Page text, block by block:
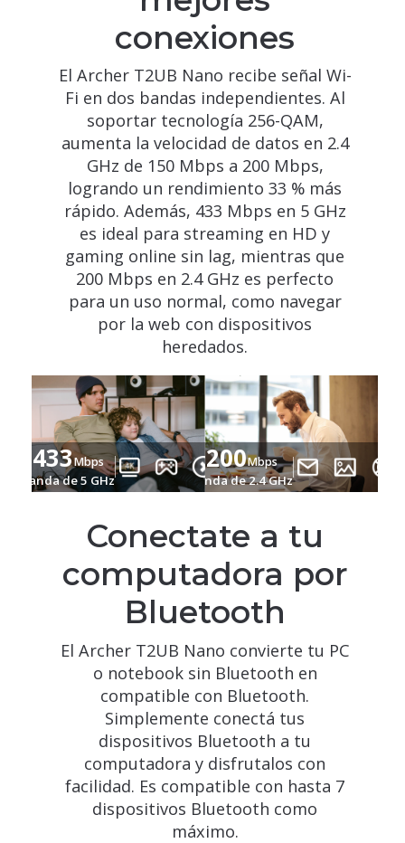
conexiones
El Archer T2UB Nano recibe señal Wi-
Fi en dos bandas independientes. Al
soportar tecnología 256-QAM,
aumenta la velocidad de datos en 2.4
GHz de 150 Mbps a 200 Mbps,
logrando un rendimiento 33 % más
rápido. Además, 433 Mbps en 5 GHz
es ideal para streaming en HD y
gaming online sin lag, mientras que
200 Mbps en 2.4 GHz es perfecto
para un uso normal, como navegar
por la web con dispositivos
heredados.
433Mbps
Banda de 5 GHz
200Mbps
Banda de 2.4 GHz
Conectate a tu
computadora por
Bluetooth
El Archer T2UB Nano convierte tu PC
o notebook sin Bluetooth en
compatible con Bluetooth.
Simplemente conectá tus
dispositivos Bluetooth a tu
computadora y disfrutalos con
facilidad. Es compatible con hasta 7
dispositivos Bluetooth como
máximo.